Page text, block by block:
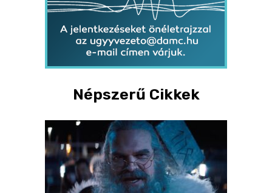
Népszerű Cikkek